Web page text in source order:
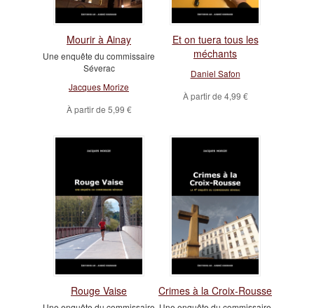
Mourir à Ainay
Une enquête du commissaire
Séverac
Jacques Morize
À partir de 5,99 €
Et on tuera tous les
méchants
Daniel Safon
À partir de 4,99 €
Rouge Vaise Crimes à la Croix-Rousse